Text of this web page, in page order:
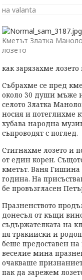
на valanta
Кметът Златка
лозето
как зарязахме
Събрахме се пред
около 30 души мъже
селото Златка
носия и потеглихме
хубава народна
съпроводят с поглед.
Стигнахме лозето и
от един корен.
кметът. Ваня Гишина
година. На
бе провъзгласен
Празненството
донесъл от къщи
съдържателката на
пя тракийски и
беше предоставен на
веселие мина
очакваше
пак да зарежем